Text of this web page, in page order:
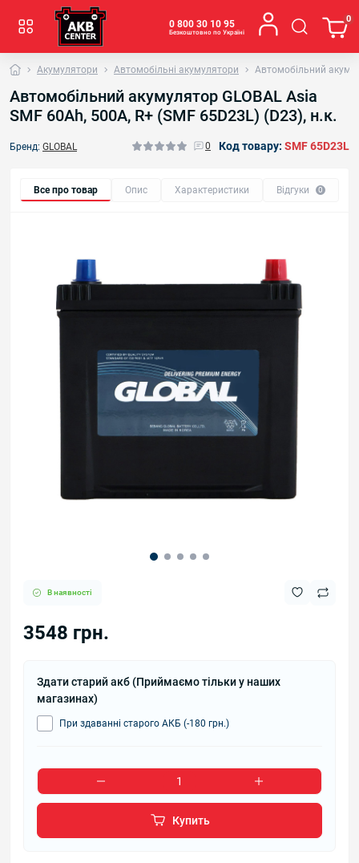
0 800 30 10 95
Безкоштовно по Україні
0
Акумулятори Автомобільні акумулятори Автомобільний
Автомобільний акумулятор GLOBAL Asia
SMF 60Ah, 500A, R+ (SMF 65D23L) (D23), н.к.
Бренд: GLOBAL 0 Код товару: SMF 65D23L
Все про товар Опис Характеристики Відгуки 0
В наявності
3548 грн.
Здати старий акб (Приймаємо тільки у наших
магазинах)
При здаванні старого АКБ (-180 грн.)
Купить